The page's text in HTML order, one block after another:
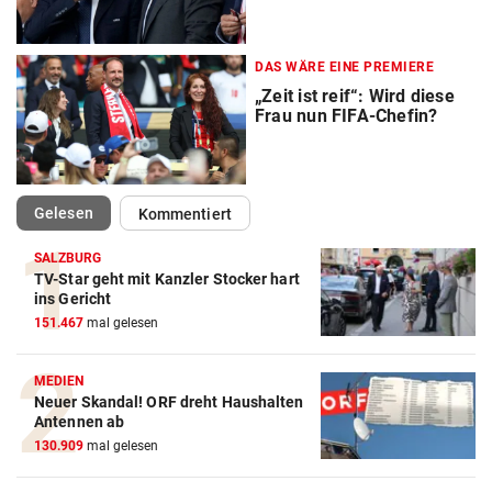
DAS WÄRE EINE PREMIERE
„Zeit ist reif“: Wird diese
Frau nun FIFA-Chefin?
Gelesen(ausgewählt)Kommentiert
SALZBURG
TV-Star geht mit Kanzler Stocker hart
ins Gericht
151.467 mal gelesen
MEDIEN
Neuer Skandal! ORF dreht Haushalten
Antennen ab
130.909 mal gelesen
Action-Cam Vergleich
ZUM VERGLEICH
Crosstrainer Vergleich
ZUM VERGLEICH
E-Bike Vergleich